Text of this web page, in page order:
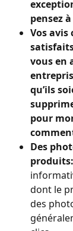
pensez
Vos avis
vous en
qu’ils
pour
Des
produits:
dont le
des